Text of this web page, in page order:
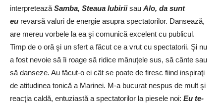
interpretează Samba, Steaua Iubiriisau Alo, da sunt
eu revarsă valuri de energie asupra spectatorilor. Dansează,
are mereu vorbele la ea şi comunică excelent cu publicul.
Timp de o oră şi un sfert a făcut ce a vrut cu spectatorii. Şi nu
a fost nevoie să îi roage să ridice mânuţele sus, să cânte sau
să danseze. Au făcut-o ei cât se poate de firesc fiind inspiraţi
de atitudinea tonică a Marinei. M-a bucurat nespus de mult şi
reacţia caldă, entuziastă a spectatorilor la piesele noi: Eu te-